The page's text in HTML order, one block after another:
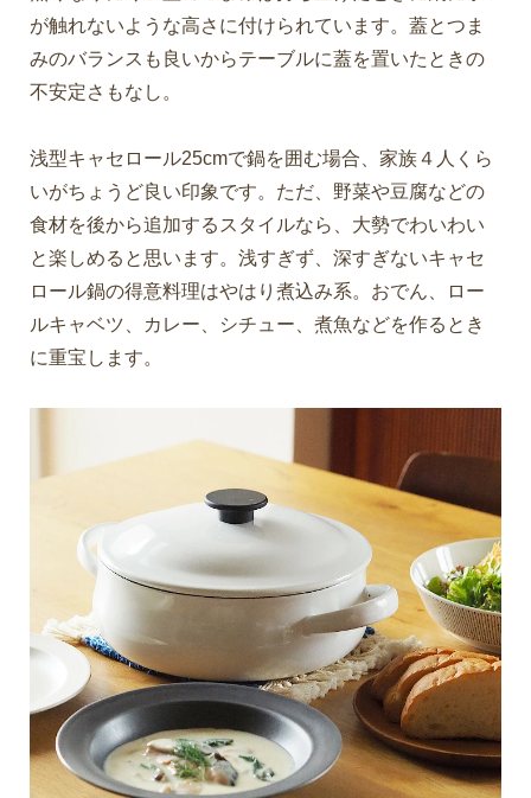
が触れないような高さに付けられています。蓋とつま
みのバランスも良いからテーブルに蓋を置いたときの
不安定さもなし。
浅型キャセロール25cmで鍋を囲む場合、家族４人くら
いがちょうど良い印象です。ただ、野菜や豆腐などの
食材を後から追加するスタイルなら、大勢でわいわい
と楽しめると思います。浅すぎず、深すぎないキャセ
ロール鍋の得意料理はやはり煮込み系。おでん、ロー
ルキャベツ、カレー、シチュー、煮魚などを作るとき
に重宝します。